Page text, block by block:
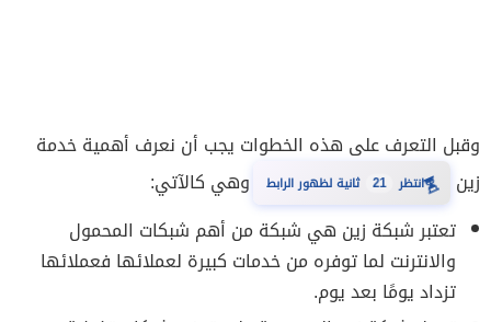
وقبل التعرف على هذه الخطوات يجب أن نعرف أهمية خدمة
زين ⏳انتظر 21 ثانية لظهور الرابط
وهي كالآتي:
تعتبر شبكة زين هي شبكة من أهم شبكات المحمول
والانترنت لما توفره من خدمات كبيرة لعملائها فعملائها
تزداد يومًا بعد يوم.